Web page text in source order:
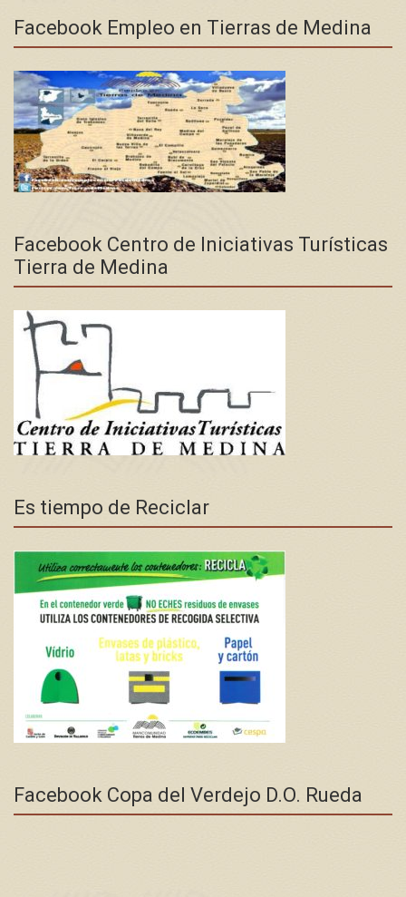
Facebook Empleo en Tierras de Medina
Facebook Centro de Iniciativas Turísticas
Tierra de Medina
Es tiempo de Reciclar
Facebook Copa del Verdejo D.O. Rueda